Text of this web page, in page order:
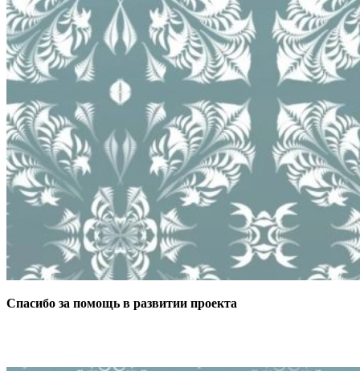
Спасибо за помощь в развитии проекта